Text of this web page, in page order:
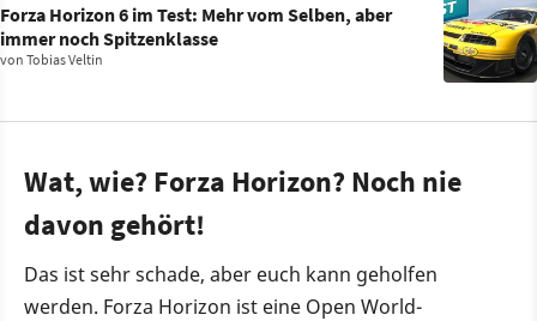
Forza Horizon 6 im Test: Mehr vom Selben, aber
immer noch Spitzenklasse
von Tobias Veltin
Wat, wie? Forza Horizon? Noch nie
davon gehört!
Das ist sehr schade, aber euch kann geholfen
werden. Forza Horizon ist eine Open World-